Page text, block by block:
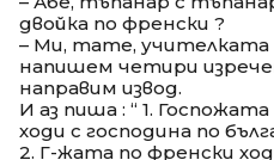
двойка по френски ?
– Ми, тате, учителката
напишем четири
направим извод.
И аз пиша : “ 1.
ходи с господина по
2. Г-жата по френски